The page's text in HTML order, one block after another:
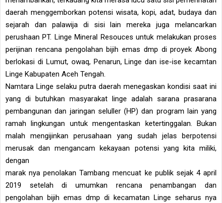
daerah menggemborkan potensi wisata, kopi, adat, budaya dan
sejarah dan palawija di sisi lain mereka juga melancarkan
perushaan PT. Linge Mineral Resouces untuk melakukan proses
perijinan rencana pengolahan bijih emas dmp di proyek Abong
berlokasi di Lumut, owaq, Penarun, Linge dan ise-ise kecamtan
Linge Kabupaten Aceh Tengah.
Namtara Linge selaku putra daerah menegaskan kondisi saat ini
yang di butuhkan masyarakat linge adalah sarana prasarana
pembangunan dan jaringan seluller (HP) dan program lain yang
ramah lingkungan untuk mengentaskan ketertinggalan. Bukan
malah mengijinkan perusahaan yang sudah jelas berpotensi
merusak dan mengancam kekayaan potensi yang kita miliki,
dengan
marak nya penolakan Tambang mencuat ke publik sejak 4 april
2019 setelah di umumkan rencana penambangan dan
pengolahan bijih emas dmp di kecamatan Linge seharus nya